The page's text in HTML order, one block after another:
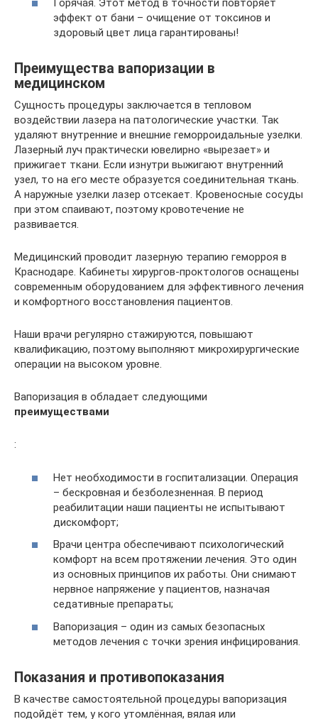
Горячая. Этот метод в точности повторяет
эффект от бани – очищение от токсинов и
здоровый цвет лица гарантированы!
Преимущества вапоризации в
медицинском
Сущность процедуры заключается в тепловом
воздействии лазера на патологические участки. Так
удаляют внутренние и внешние геморроидальные узелки.
Лазерный луч практически ювелирно «вырезает» и
прижигает ткани. Если изнутри выжигают внутренний
узел, то на его месте образуется соединительная ткань.
А наружные узелки лазер отсекает. Кровеносные сосуды
при этом спаивают, поэтому кровотечение не
развивается.
Медицинский проводит лазерную терапию геморроя в
Краснодаре. Кабинеты хирургов-проктологов оснащены
современным оборудованием для эффективного лечения
и комфортного восстановления пациентов.
Наши врачи регулярно стажируются, повышают
квалификацию, поэтому выполняют микрохирургические
операции на высоком уровне.
Вапоризация в обладает следующими
преимуществами
:
Нет необходимости в госпитализации. Операция
– бескровная и безболезненная. В период
реабилитации наши пациенты не испытывают
дискомфорт;
Врачи центра обеспечивают психологический
комфорт на всем протяжении лечения. Это один
из основных принципов их работы. Они снимают
нервное напряжение у пациентов, назначая
седативные препараты;
Вапоризация – один из самых безопасных
методов лечения с точки зрения инфицирования.
Показания и противопоказания
В качестве самостоятельной процедуры вапоризация
подойдёт тем, у кого утомлённая, вялая или